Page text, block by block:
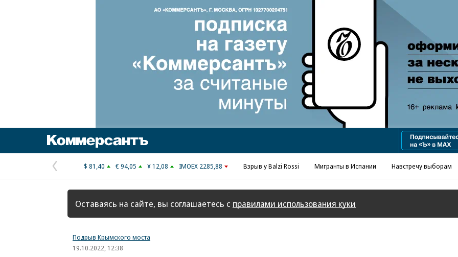
Реклама в «Ъ» www.kommersant.ru/ad
Предыдущая
страница
$ 81,40 € 94,05 ¥ 12,08 IMOEX 2285,88 Взрыв у Balzi Rossi Мигранты в Испании Навстречу выборам
Оставаясь на сайте, вы соглашаетесь с правилами использования куки
Подрыв Крымского моста
19.10.2022, 12:38